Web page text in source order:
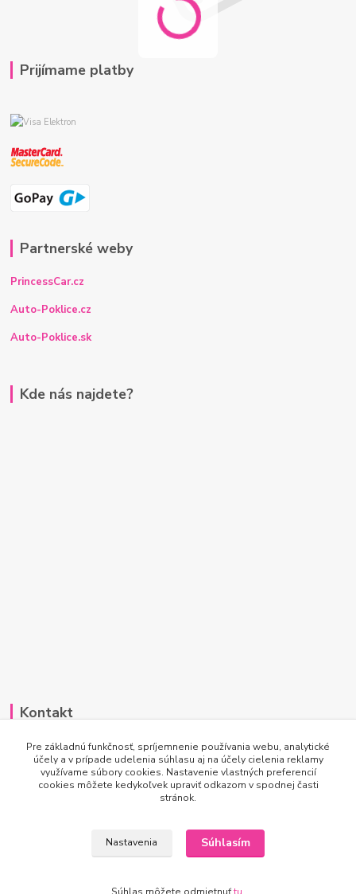
Prijímame platby
Partnerské weby
PrincessCar.cz
Auto-Poklice.cz
Auto-Poklice.sk
Kde nás najdete?
Kontakt
Po-Pi 7:00 - 15:30
info@princesscar.sk
© 2024 všetky práva vyhradené
Pre základnú funkčnosť, spríjemnenie používania webu, analytické
účely a v prípade udelenia súhlasu aj na účely cielenia reklamy
využívame súbory cookies. Nastavenie vlastných preferencií
cookies môžete kedykoľvek upraviť odkazom v spodnej časti
stránok.
Nastavenia Súhlasím